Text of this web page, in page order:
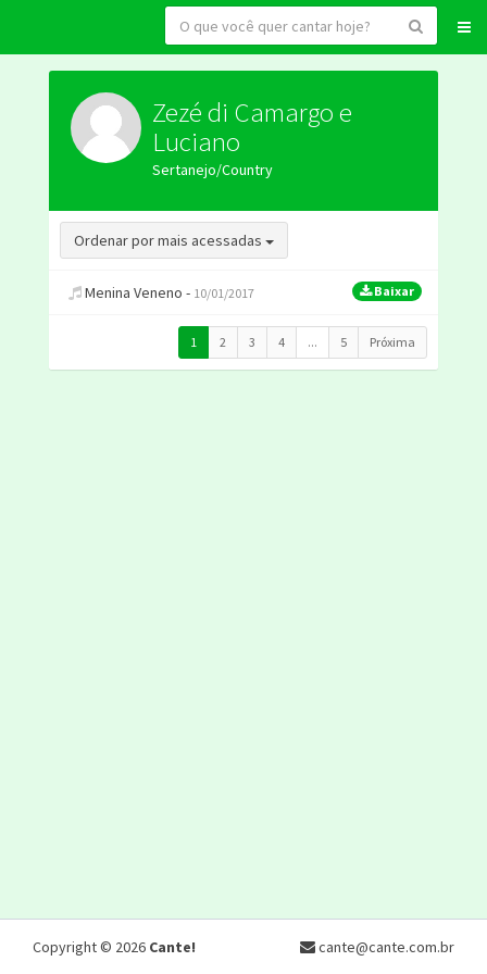
Zezé di Camargo e
Luciano
Sertanejo/Country
Ordenar por mais acessadas Toggle Dropdown
Menina Veneno - 10/01/2017 Baixar
1 2 3 4 ... 5 Próxima
Copyright © 2026 Cante! cante@cante.com.br